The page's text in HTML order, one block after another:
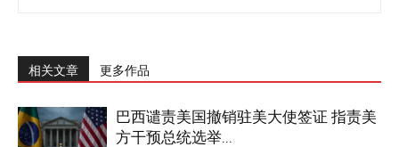
相关文章 更多作品
巴西谴责美国撤销驻美大使签证 指责美
方干预总统选举...